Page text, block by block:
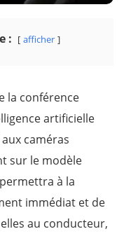
: afficher
la conférence
artificielle
caméras
sur le modèle
à la
immédiat et de
au conducteur,